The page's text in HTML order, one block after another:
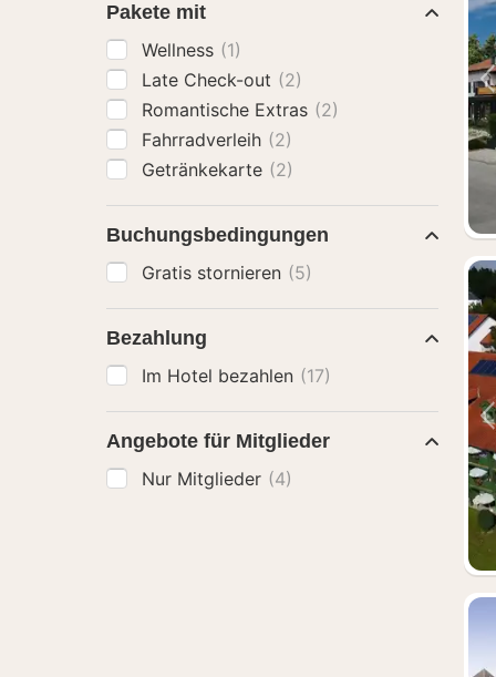
Pakete mit
Wellness (1)
Late Check-out (2)
Romantische Extras (2)
Fahrradverleih (2)
Getränkekarte (2)
Buchungsbedingungen
Gratis stornieren (5)
Bezahlung
Im Hotel bezahlen (17)
Angebote für Mitglieder
Nur Mitglieder (4)